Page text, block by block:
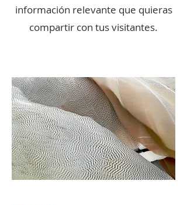
información relevante que quieras
compartir con tus visitantes.